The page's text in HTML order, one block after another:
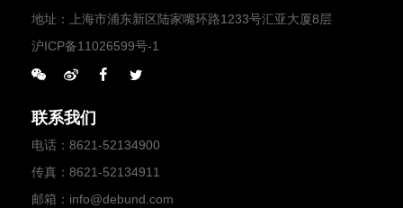
地址：上海市浦东新区陆家嘴环路1233号汇亚大厦8层
沪ICP备11026599号-1
联系我们
电话 ： 8621-52134900
传真 ：8621-52134911
邮箱 ： info@debund.com